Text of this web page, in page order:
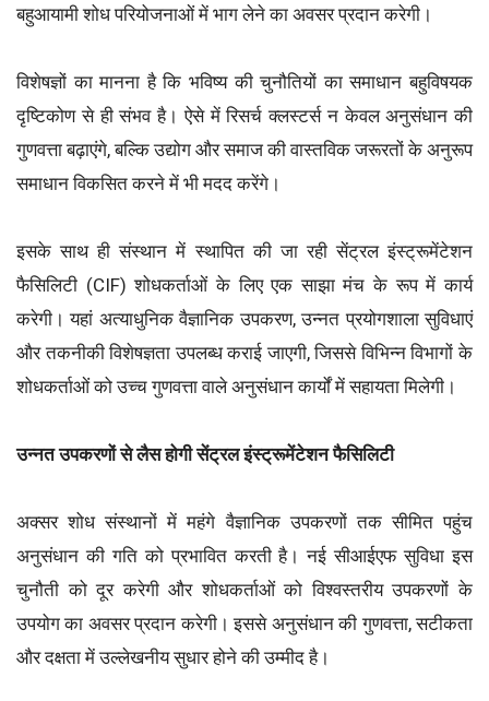
बहुआयामी शोध परियोजनाओं में भाग लेने का अवसर प्रदान करेगी।
विशेषज्ञों का मानना है कि भविष्य की चुनौतियों का समाधान बहुविषयक
दृष्टिकोण से ही संभव है। ऐसे में रिसर्च क्लस्टर्स न केवल अनुसंधान की
गुणवत्ता बढ़ाएंगे, बल्कि उद्योग और समाज की वास्तविक जरूरतों के अनुरूप
समाधान विकसित करने में भी मदद करेंगे।
इसके साथ ही संस्थान में स्थापित की जा रही सेंट्रल इंस्ट्रूमेंटेशन
फैसिलिटी (CIF) शोधकर्ताओं के लिए एक साझा मंच के रूप में कार्य
करेगी। यहां अत्याधुनिक वैज्ञानिक उपकरण, उन्नत प्रयोगशाला सुविधाएं
और तकनीकी विशेषज्ञता उपलब्ध कराई जाएगी, जिससे विभिन्न विभागों के
शोधकर्ताओं को उच्च गुणवत्ता वाले अनुसंधान कार्यों में सहायता मिलेगी।
उन्नत उपकरणों से लैस होगी सेंट्रल इंस्ट्रूमेंटेशन फैसिलिटी
अक्सर शोध संस्थानों में महंगे वैज्ञानिक उपकरणों तक सीमित पहुंच
अनुसंधान की गति को प्रभावित करती है। नई सीआईएफ सुविधा इस
चुनौती को दूर करेगी और शोधकर्ताओं को विश्वस्तरीय उपकरणों के
उपयोग का अवसर प्रदान करेगी। इससे अनुसंधान की गुणवत्ता, सटीकता
और दक्षता में उल्लेखनीय सुधार होने की उम्मीद है।